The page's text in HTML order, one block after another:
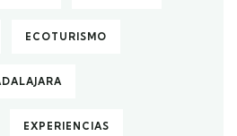
ECOTURISMO
EXPERIENCIAS